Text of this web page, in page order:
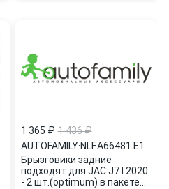
1 365 ₽ 1 436 ₽
AUTOFAMILY·NLF.A66481.E1
Брызговики задние
подходят для JAC J7 I 2020
- 2 шт.(optimum) в пакете